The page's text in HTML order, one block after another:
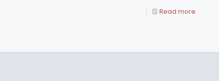
Read more